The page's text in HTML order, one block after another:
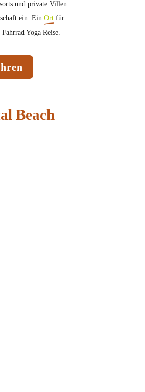
und private Villen
ein. Ein Ortfür
Yoga Reise.
Beach